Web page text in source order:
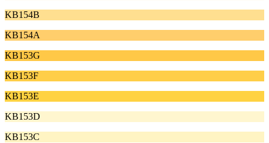
KB154B
KB154A
KB153G
KB153F
KB153E
KB153D
KB153C